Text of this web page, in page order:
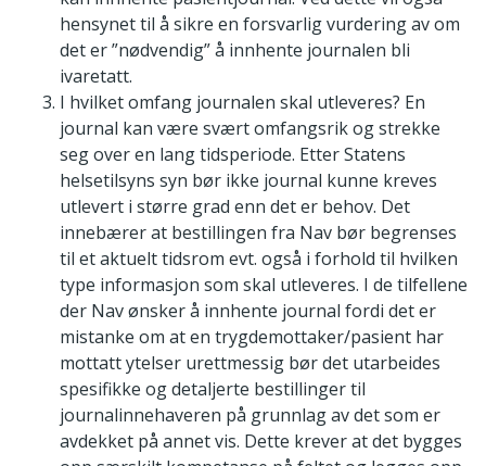
hensynet til å sikre en forsvarlig vurdering av om
det er ”nødvendig” å innhente journalen bli
ivaretatt.
I hvilket omfang journalen skal utleveres? En
journal kan være svært omfangsrik og strekke
seg over en lang tidsperiode. Etter Statens
helsetilsyns syn bør ikke journal kunne kreves
utlevert i større grad enn det er behov. Det
innebærer at bestillingen fra Nav bør begrenses
til et aktuelt tidsrom evt. også i forhold til hvilken
type informasjon som skal utleveres. I de tilfellene
der Nav ønsker å innhente journal fordi det er
mistanke om at en trygdemottaker/pasient har
mottatt ytelser urettmessig bør det utarbeides
spesifikke og detaljerte bestillinger til
journalinnehaveren på grunnlag av det som er
avdekket på annet vis. Dette krever at det bygges